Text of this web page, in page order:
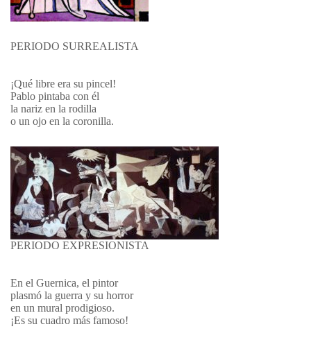
PERIODO SURREALISTA
¡Qué libre era su pincel!
Pablo pintaba con él
la nariz en la rodilla
o un ojo en la coronilla.
PERIODO EXPRESIONISTA
En el Guernica, el pintor
plasmó la guerra y su horror
en un mural prodigioso.
¡Es su cuadro más famoso!